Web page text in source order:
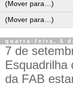
quarta-feira, 5
7 de
Esquadrilha
da FAB